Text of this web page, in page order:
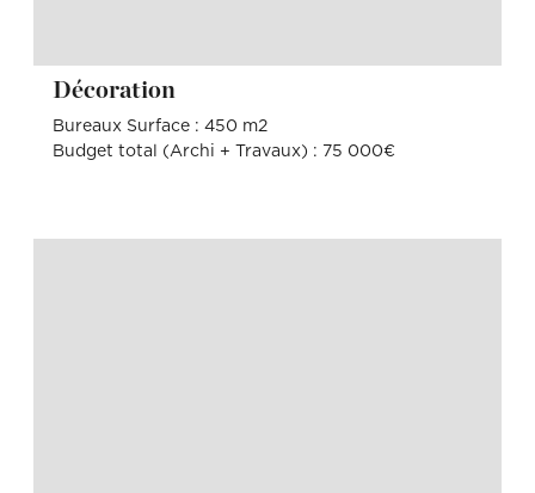
Décoration
Bureaux Surface : 450 m2
Budget total (Archi + Travaux) : 75 000€